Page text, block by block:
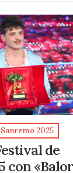
Sanremo 2025
de
con